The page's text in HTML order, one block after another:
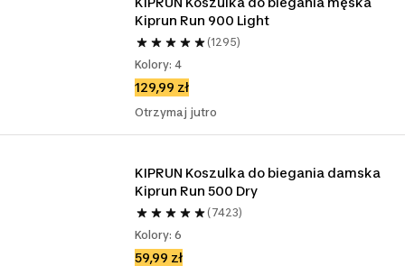
Kiprun Run 900 Light
(1295)
Kolory: 4
129,99 zł
Otrzymaj jutro
KIPRUN Koszulka do biegania damska
Kiprun Run 500 Dry
(7423)
Kolory: 6
59,99 zł